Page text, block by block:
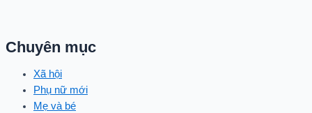
Chuyên mục
Xã hội
Phụ nữ mới
Mẹ và bé